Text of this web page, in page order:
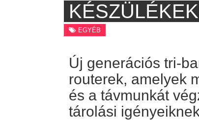
EGYÉB
Új generációs tri-
routerek, amelyek
és a távmunkát
tárolási